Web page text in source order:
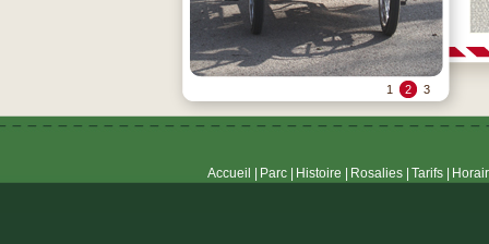
1 2 3
Accueil | Parc | Histoire | Rosalies | Tarifs |